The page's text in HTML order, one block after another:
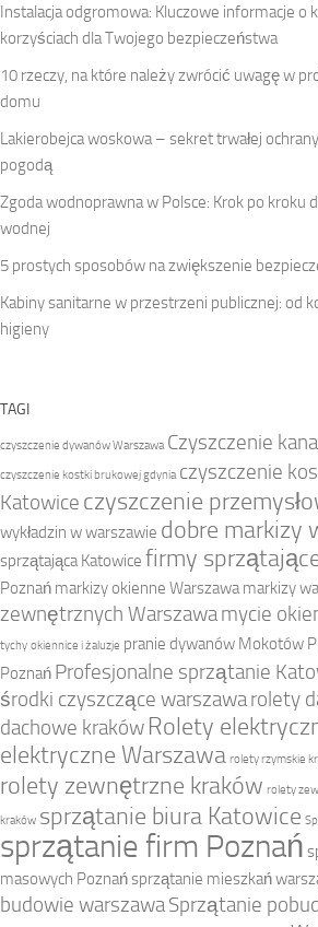
Instalacja odgromowa: Kluczowe informacje o
korzyściach dla Twojego bezpieczeństwa
10 rzeczy, na które należy zwrócić uwagę w
domu
Lakierobejca woskowa – sekret trwałej
pogodą
Zgoda wodnoprawna w Polsce: Krok po kroku
wodnej
5 prostych sposobów na zwiększenie
Kabiny sanitarne w przestrzeni publicznej: od
higieny
TAGI
czyszczenie dywanów Warszawa Czyszczenie
czyszczenie kostki brukowej gdynia czyszczenie
Katowice czyszczenie
wykładzin w warszawie dobre markizy
sprzątająca Katowice firmy
Poznań markizy okienne Warszawa markizy
zewnętrznych Warszawamycie
tychy okiennice i żaluzje pranie dywanów Mokotów
Poznań Profesjonalne sprzątanie
środki czyszczące warszawarolety
dachowe kraków Rolety
elektryczne Warszawa rolety rzymskie
rolety zewnętrzne kraków rolety
kraków sprzątanie biura Katowice
sprzątanie firm Poznań
masowych Poznańsprzątanie mieszkań
budowie warszawaSprzątanie